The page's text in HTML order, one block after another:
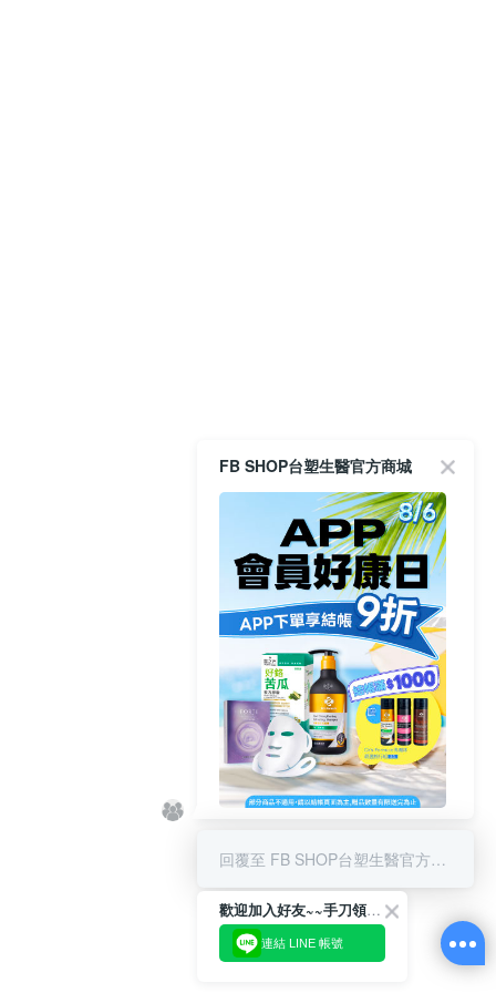
FB SHOP台塑生醫官方商城
好禮
回覆至 FB SHOP台塑生醫官方商城
歡迎加入好友~~手刀領優惠!
連結 LINE 帳號